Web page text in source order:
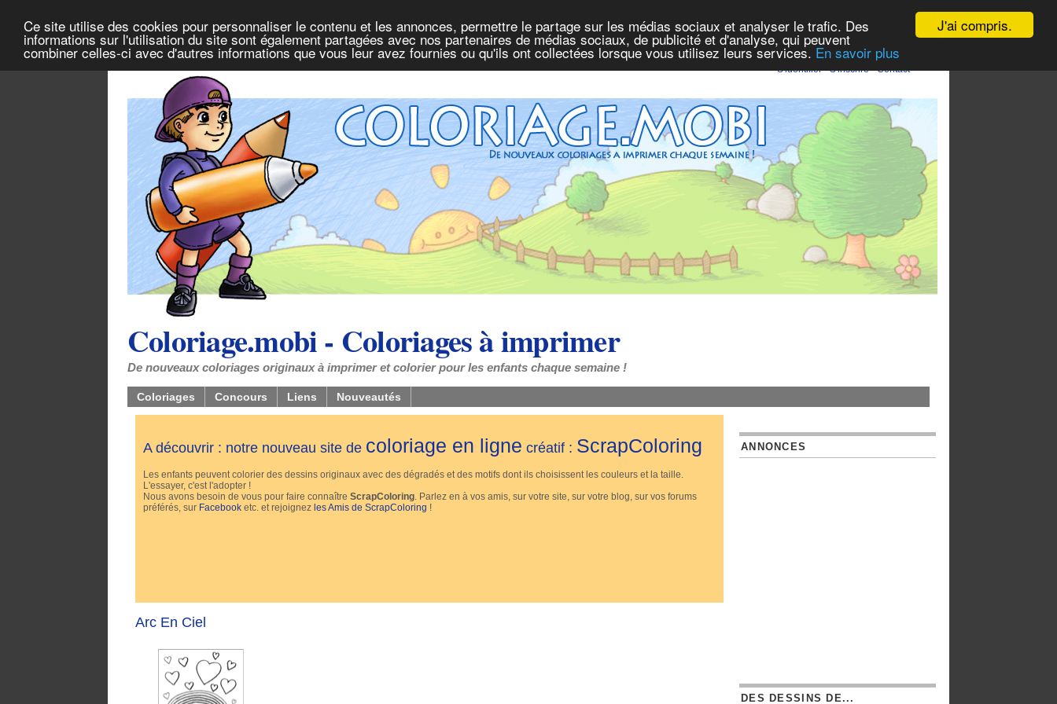
J'ai compris.
Ce site utilise des cookies pour personnaliser le contenu et les annonces, permettre le partage sur les médias sociaux et analyser le trafic. Des
informations sur l'utilisation du site sont également partagées avec nos partenaires de médias sociaux, de publicité et d'analyse, qui peuvent
combiner celles-ci avec d'autres informations que vous leur avez fournies ou qu'ils ont collectées lorsque vous utilisez leurs services. En savoir plus
S'identifier -S'inscrire -Contact
Coloriage.mobi - Coloriages à imprimer
De nouveaux coloriages originaux à imprimer et colorier pour les enfants chaque semaine !
Coloriages Concours Liens Nouveautés
A découvrir : notre nouveau site de coloriage en ligne créatif : ScrapColoring
Les enfants peuvent colorier des dessins originaux avec des dégradés et des motifs dont ils choisissent les couleurs et la taille.
L'essayer, c'est l'adopter !
Nous avons besoin de vous pour faire connaître ScrapColoring . Parlez en à vos amis, sur votre site, sur votre blog, sur vos forums
préférés, sur Facebook etc. et rejoignez les Amis de ScrapColoring !
Arc En Ciel
ANNONCES
DES DESSINS DE...